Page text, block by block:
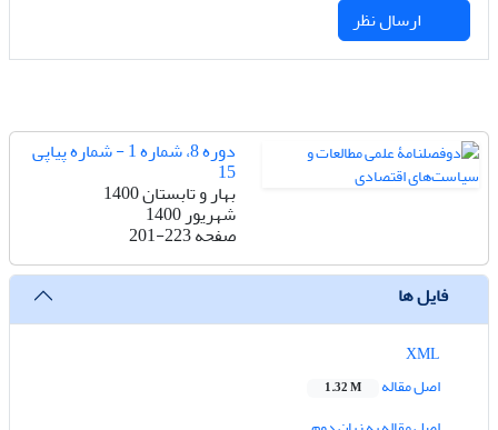
دوره 8، شماره 1 - شماره پیاپی
15
بهار و تابستان 1400
شهریور 1400
صفحه201-223
فایل ها
اصل مقاله
1.32 M